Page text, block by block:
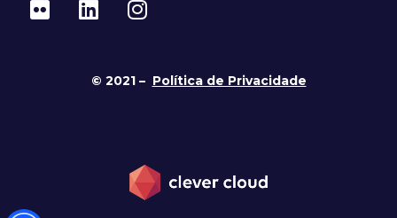
© 2021 – Política de Privacidade